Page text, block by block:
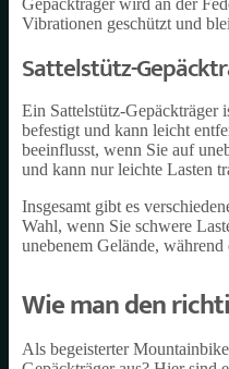
Gepäckträger wird an der
Vibrationen geschützt und
Sattelstütz-
Ein Sattelstütz-Gepäckträger
befestigt und kann leicht
beeinflusst, wenn Sie auf
und kann nur leichte Lasten
Insgesamt gibt es
Wahl, wenn Sie schwere
unebenem Gelände,
Wie man den
Als begeisterter